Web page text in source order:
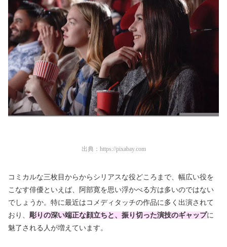
出典： https://pixabay.com
コミカルな三枚目からからシリアスな役どころまで、幅広い役を
こなす俳優といえば、阿部寛を思い浮かべる方は多いのではない
でしょうか。特に最近はコメディタッチの作品に多く出演されて
おり、 彫りの深い端正な顔立ちと、振り切った演技のギャップに
魅了される人が増えています。